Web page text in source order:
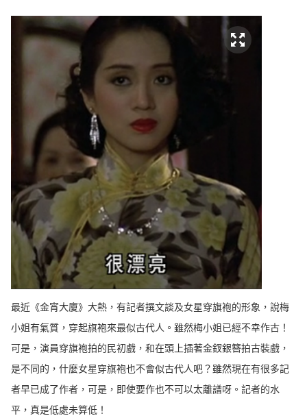
最近《金宵大廈》大熱，有記者撰文談及女星穿旗袍的形象，說梅
小姐有氣質，穿起旗袍來最似古代人。雖然梅小姐已經不幸作古！
可是，演員穿旗袍拍的民初戲，和在頭上插著金釵銀簪拍古裝戲，
是不同的，什麼女星穿旗袍也不會似古代人吧？雖然現在有很多記
者早已成了作者，可是，即使要作也不可以太離譜呀。記者的水
平，真是低處未算低！